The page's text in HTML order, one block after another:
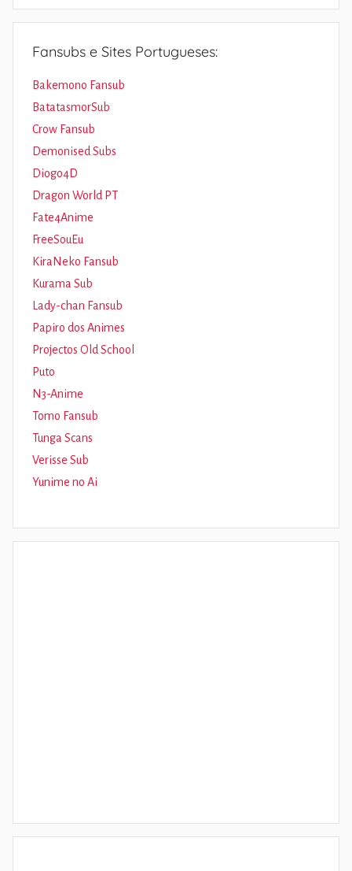
Fansubs e Sites Portugueses:
Bakemono Fansub
BatatasmorSub
Crow Fansub
Demonised Subs
Diogo4D
Dragon World PT
Fate4Anime
FreeSouEu
KiraNeko Fansub
Kurama Sub
Lady-chan Fansub
Papiro dos Animes
Projectos Old School
Puto
N3-Anime
Tomo Fansub
Tunga Scans
Verisse Sub
Yunime no Ai